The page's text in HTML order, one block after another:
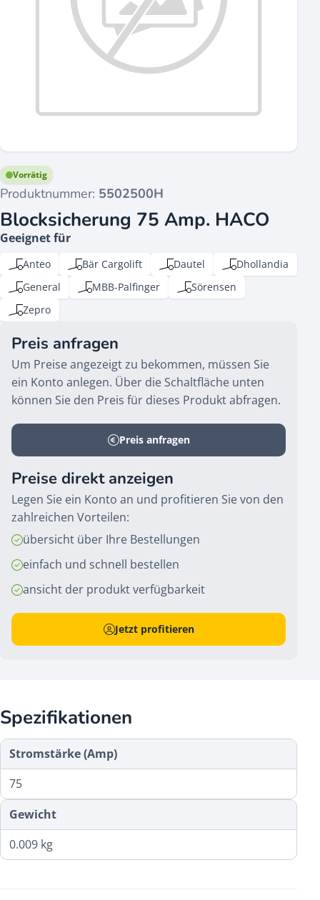
Produktnummer: 5502500H
Vorrätig
Blocksicherung 75 Amp. HACO
Geeignet für
Anteo Bär Cargolift Dautel
Dhollandia
General
MBB-Palfinger
Sörensen
Zepro
Preis anfragen
Um Preise angezeigt zu bekommen, müssen Sie
ein Konto anlegen. Über die Schaltfläche unten
können Sie den Preis für dieses Produkt abfragen.
Preis anfragen
Preise direkt anzeigen
Legen Sie ein Konto an und profitieren Sie von den
zahlreichen Vorteilen:
übersicht über Ihre Bestellungen
einfach und schnell bestellen
ansicht der produkt verfügbarkeit
Jetzt profitieren
Spezifikationen
Stromstärke (Amp)
75
Gewicht
0.009 kg